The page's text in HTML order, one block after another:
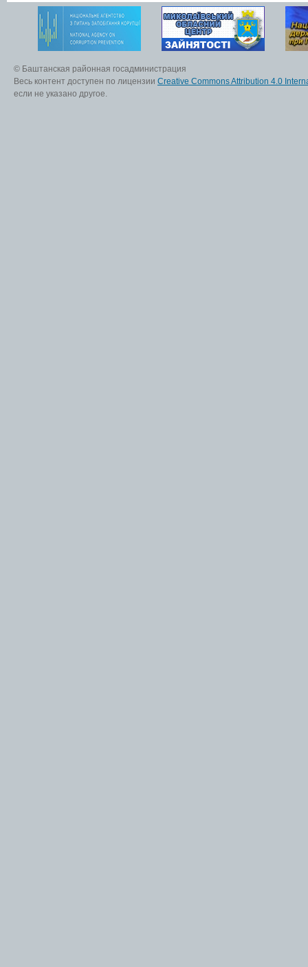
© Баштанская районная госадминистрация
Весь контент доступен по лицензии Creative Commons Attribution 4.0
если не указано другое.